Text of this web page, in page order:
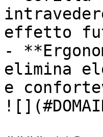
effetto
-
elimina
e